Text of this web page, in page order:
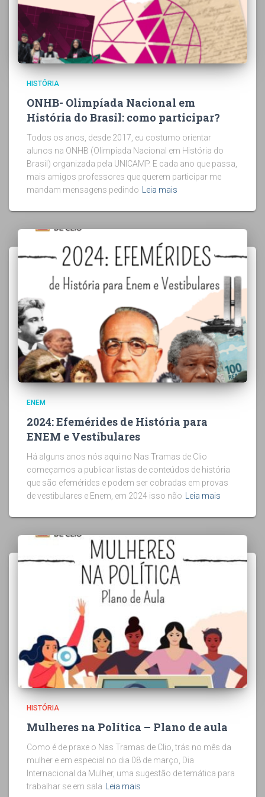
HISTÓRIA
ONHB- Olimpíada Nacional em
História do Brasil: como participar?
Todos os anos, desde 2017, eu costumo orientar
alunos na ONHB (Olimpíada Nacional em História do
Brasil) organizada pela UNICAMP. E cada ano que passa,
mais amigos professores que querem participar me
mandam mensagens pedindo
Leia mais
ENEM
2024: Efemérides de História para
ENEM e Vestibulares
Há alguns anos nós aqui no Nas Tramas de Clio
começamos a publicar listas de conteúdos de história
que são efemérides e podem ser cobradas em provas
de vestibulares e Enem, em 2024 isso não Leia mais
HISTÓRIA
Mulheres na Política – Plano de aula
Como é de praxe o Nas Tramas de Clio, trás no mês da
mulher e em especial no dia 08 de março, Dia
Internacional da Mulher, uma sugestão de temática para
trabalhar se em sala Leia mais